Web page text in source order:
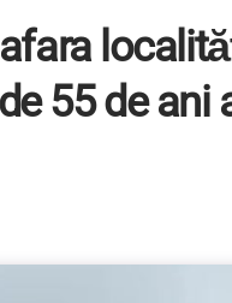
55 de ani